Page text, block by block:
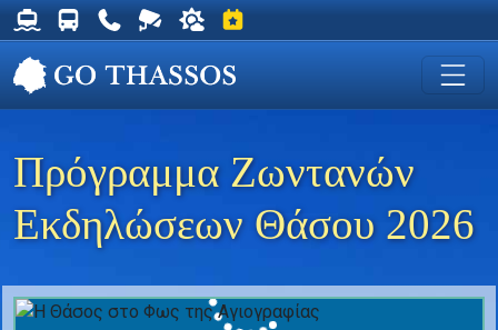
Δρομολόγια Φέρυ για Θάσο
Δρομολόγια Λεωφορείων Θάσου
Χρήσιμα Τηλέφωνα
Ζωντανή Κάμερα στη Χρυσή Ακτή
Ο καιρός στη Θάσο
Εκδηλώσεις στη Θάσο
Πρόγραμμα Ζωντανών
Εκδηλώσεων Θάσου 2026